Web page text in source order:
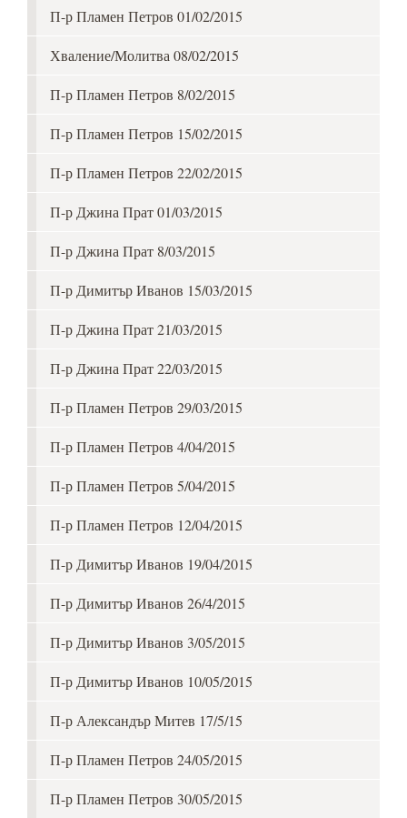
П-р Пламен Петров 01/02/2015
Хваление/Молитва 08/02/2015
П-р Пламен Петров 8/02/2015
П-р Пламен Петров 15/02/2015
П-р Пламен Петров 22/02/2015
П-р Джина Прат 01/03/2015
П-р Джина Прат 8/03/2015
П-р Димитър Иванов 15/03/2015
П-р Джина Прат 21/03/2015
П-р Джина Прат 22/03/2015
П-р Пламен Петров 29/03/2015
П-р Пламен Петров 4/04/2015
П-р Пламен Петров 5/04/2015
П-р Пламен Петров 12/04/2015
П-р Димитър Иванов 19/04/2015
П-р Димитър Иванов 26/4/2015
П-р Димитър Иванов 3/05/2015
П-р Димитър Иванов 10/05/2015
П-р Александър Митев 17/5/15
П-р Пламен Петров 24/05/2015
П-р Пламен Петров 30/05/2015